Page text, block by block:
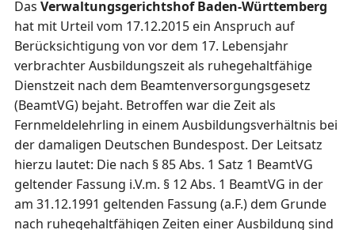
Das Verwaltungsgerichtshof Baden-Württemberg
hat mit Urteil vom 17.12.2015 ein Anspruch auf
Berücksichtigung von vor dem 17. Lebensjahr
verbrachter Ausbildungszeit als ruhegehaltfähige
Dienstzeit nach dem Beamtenversorgungsgesetz
(BeamtVG) bejaht. Betroffen war die Zeit als
Fernmeldelehrling in einem Ausbildungsverhältnis bei
der damaligen Deutschen Bundespost. Der Leitsatz
hierzu lautet: Die nach § 85 Abs. 1 Satz 1 BeamtVG
geltender Fassung i.V.m. § 12 Abs. 1 BeamtVG in der
am 31.12.1991 geltenden Fassung (a.F.) dem Grunde
nach ruhegehaltfähigen Zeiten einer Ausbildung sind